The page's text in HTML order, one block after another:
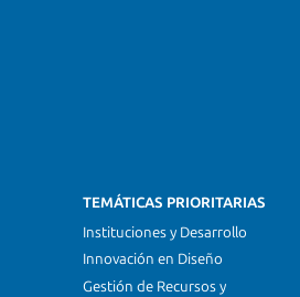
TEMÁTICAS PRIORITARIAS
Instituciones y Desarrollo
Innovación en Diseño
Gestión de Recursos y